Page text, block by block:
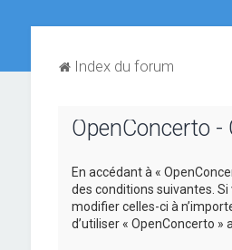
Index du forum
OpenConcerto -
En accédant à «
des conditions suivantes. Si
modifier celles-ci à
d’utiliser « OpenConcerto